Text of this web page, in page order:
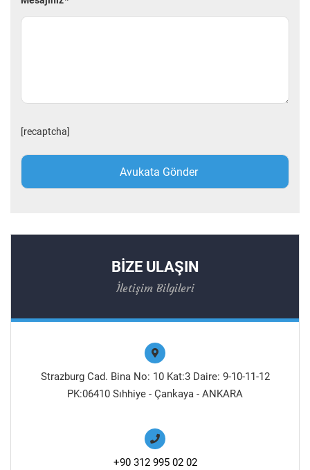
[recaptcha]
BİZE ULAŞIN
İletişim Bilgileri
Strazburg Cad. Bina No: 10 Kat:3 Daire: 9-10-11-12
PK:06410 Sıhhiye - Çankaya - ANKARA
+90 312 995 02 02